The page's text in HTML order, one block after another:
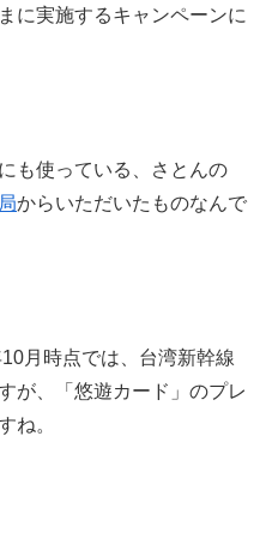
に実施するキャンペーンに
も使っている、さとんの
からいただいたものなんで
月時点では、台湾新幹線
が、「悠遊カード」のプレ
ね。